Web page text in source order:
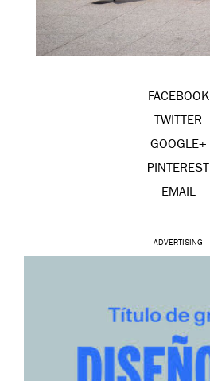
FACEBOOK
TWITTER
GOOGLE+
PINTEREST
EMAIL
ADVERTISING